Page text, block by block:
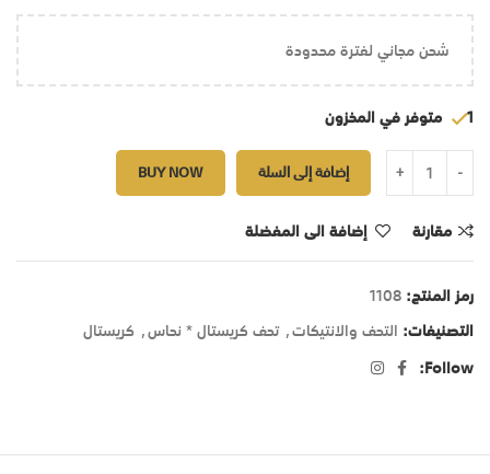
شحن مجاني لفترة محدودة
1 متوفر في المخزون
إضافة إلى السلة BUY NOW
مقارنة إضافة الى المفضلة
رمز المنتج:1108
التصنيفات: التحف والانتيكات, تحف كريستال * نحاس, كريستال
Follow: